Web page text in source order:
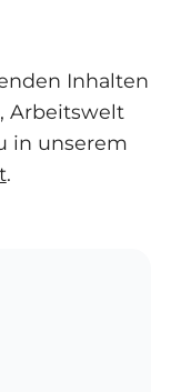
Inhalten
Arbeitswelt
in unserem
.